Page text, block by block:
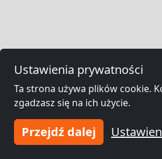
Ustawienia prywatności
Ta strona używa plików cookie.
zgadzasz się na ich użycie.
Przejdź dalej